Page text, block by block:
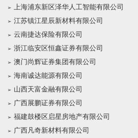
上海浦东新区泽华人工智能有限公司
江苏镇江星辰新材料有限公司
云南捷达保险有限公司
浙江临安区恒鑫证券有限公司
澳门尚辉证券集团有限公司
海南诚达能源有限公司
山西天富金融有限公司
广西展鹏证券有限公司
福建鼓楼区启星房地产有限公司
广西凡奇新材料有限公司